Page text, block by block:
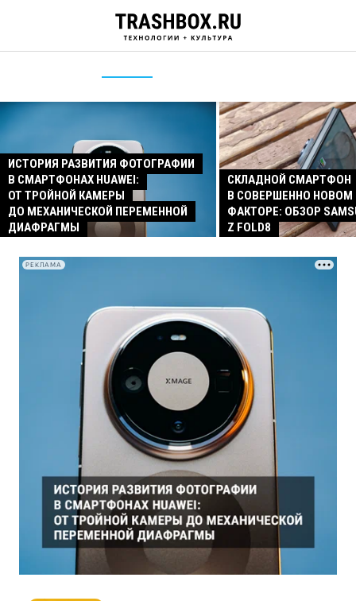
ИСТОРИЯ РАЗВИТИЯ ФОТОГРАФИИ
В СМАРТФОНАХ HUAWEI:
ОТ ТРОЙНОЙ КАМЕРЫ
ДО МЕХАНИЧЕСКОЙ ПЕРЕМЕННОЙ
ДИАФРАГМЫ
СКЛАДНОЙ СМАРТФОН
В СОВЕРШЕННО
ФАКТОРЕ: ОБЗОР
Z FOLD8
РЕКЛАМА